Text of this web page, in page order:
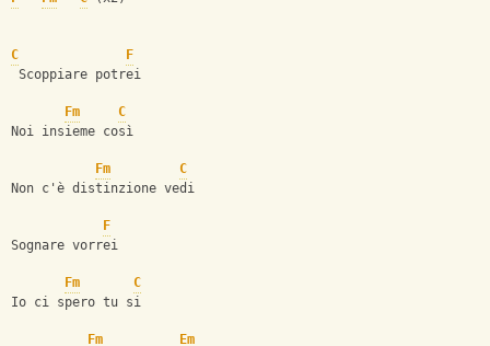
C
F
Scoppiare potrei
Fm
C
Noi insieme così
Fm
C
Non c'è distinzione vedi
F
Sognare vorrei
Fm
C
Io ci spero tu si
Fm Em